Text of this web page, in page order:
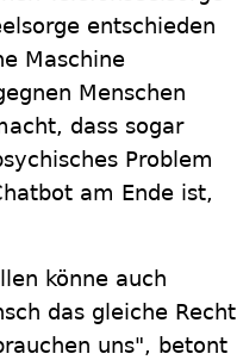
entschieden
Maschine
Menschen
dass sogar
Problem
am Ende ist,
könne auch
das gleiche Recht
uns", betont